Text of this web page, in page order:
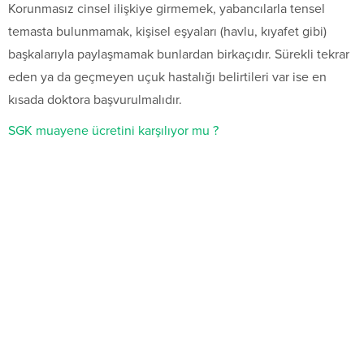
Korunmasız cinsel ilişkiye girmemek, yabancılarla tensel
temasta bulunmamak, kişisel eşyaları (havlu, kıyafet gibi)
başkalarıyla paylaşmamak bunlardan birkaçıdır. Sürekli tekrar
eden ya da geçmeyen uçuk hastalığı belirtileri var ise en
kısada doktora başvurulmalıdır.
SGK muayene ücretini karşılıyor mu ?